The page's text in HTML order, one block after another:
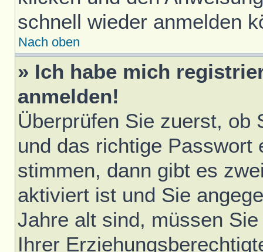
schnell wieder anmelden
Nach oben
» Ich habe mich
anmelden!
Überprüfen Sie zuerst, ob
und das richtige Passwort
stimmen, dann gibt es
aktiviert ist und Sie
Jahre alt sind, müssen
Ihrer